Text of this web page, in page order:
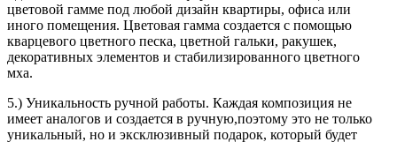
цветовой гамме под любой дизайн квартиры, офиса или
иного помещения. Цветовая гамма создается с помощью
кварцевого цветного песка, цветной гальки, ракушек,
декоративных элементов и стабилизированного цветного
мха.
5.) Уникальность ручной работы. Каждая композиция не
имеет аналогов и создается в ручную,поэтому это не только
уникальный, но и эксклюзивный подарок, который будет